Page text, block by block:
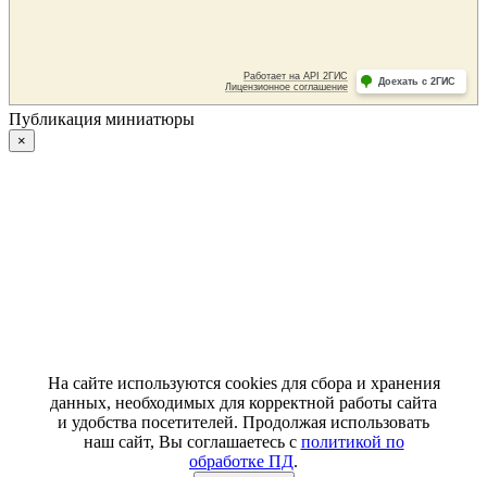
Публикация миниатюры
×
На сайте используются cookies для сбора и хранения
данных, необходимых для корректной работы сайта
и удобства посетителей. Продолжая использовать
наш сайт, Вы соглашаетесь с политикой по
обработке ПД.